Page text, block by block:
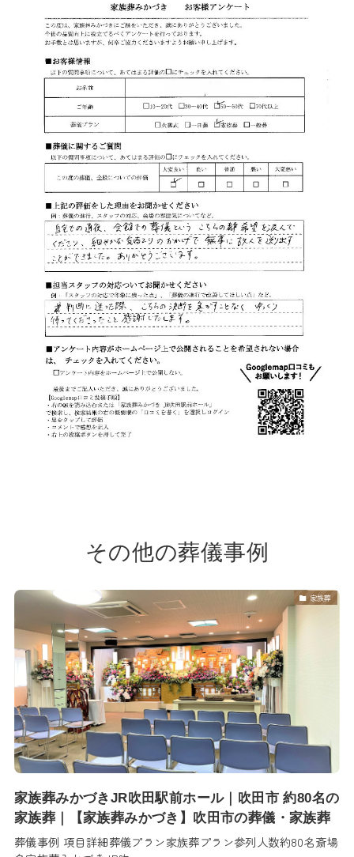
その他の葬儀事例
家族葬
家族葬みかづきJR吹田駅前ホール｜吹田市 約80名の
家族葬｜【家族葬みかづき】吹田市の葬儀・家族葬
葬儀事例 項目詳細葬儀プラン家族葬プラン参列人数約80名斎場